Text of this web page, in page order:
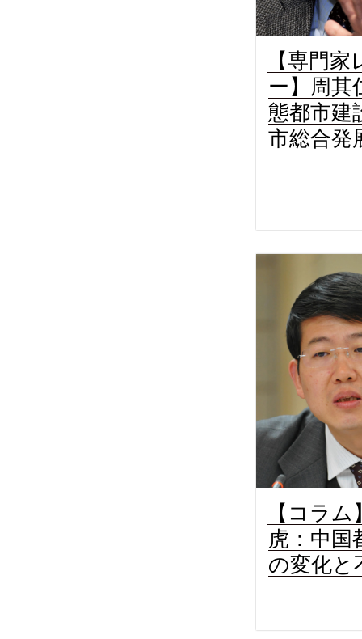
【専門
ー】周其
態都市建
市総合発
【コラ
虎：中国
の変化と